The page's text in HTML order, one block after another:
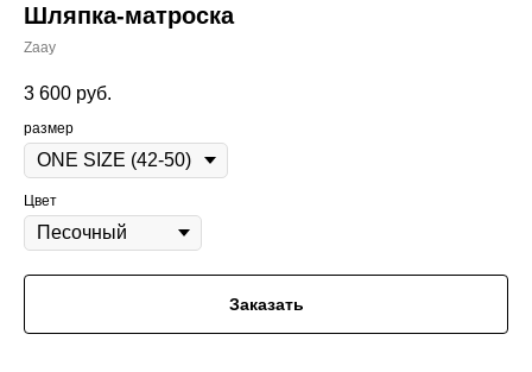
Шляпка-матроска
Zaay
3 600 руб.
размер
Цвет
Заказать